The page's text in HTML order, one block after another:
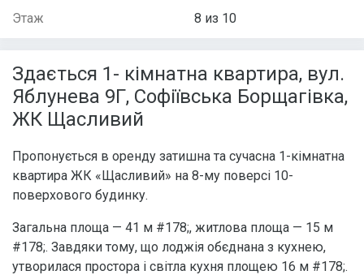
Этаж
8 из 10
Здається 1- кімнатна квартира, вул.
Яблунева 9Г, Софіївська Борщагівка,
ЖК Щасливий
Пропонується в оренду затишна та сучасна 1-кімнатна
квартира ЖК «Щасливий» на 8-му поверсі 10-
поверхового будинку.
Загальна площа — 41 м #178;, житлова площа — 15 м
#178;. Завдяки тому, що лоджія обєднана з кухнею,
утворилася простора і світла кухня площею 16 м #178;.